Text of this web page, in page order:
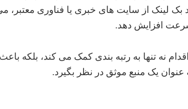
بک لینک از سایت های خبری یا فناوری معتبر،
افزایش دهد.
نه تنها به رتبه بندی کمک می کند، بلکه
عنوان یک منبع موثق در نظر بگیرد.